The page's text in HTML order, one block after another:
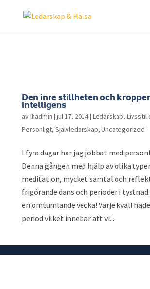
Den inre stillheten och
intelligens
avlhadmin | jul 17, 2014| Ledarskap, Livsstil
Personligt, Självledarskap, Uncategorized
I fyra dagar har jag jobbat med
Denna gången med hjälp av olika
meditation, mycket samtal och
frigörande dans och perioder i
en omtumlande vecka! Varje kväll
period vilket innebar att vi...